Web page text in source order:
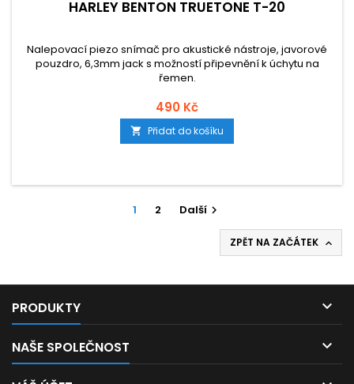
HARLEY BENTON TRUETONE T-20
Nalepovací piezo snímač pro akustické nástroje, javorové
pouzdro, 6,3mm jack s možností připevnění k úchytu na
řemen.
490 Kč
 Přidat do košíku
1 2 Další 
ZPĚT NA ZAČÁTEK 
PRODUKTY 
NAŠE SPOLEČNOST 